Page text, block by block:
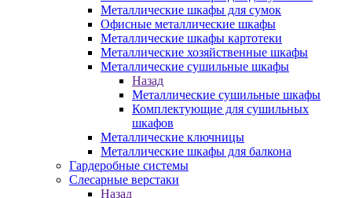
Металлические шкафы для сумок
Офисные металлические шкафы
Металлические шкафы картотеки
Металлические хозяйственные шкафы
Металлические сушильные шкафы
Назад
Металлические сушильные шкафы
Комплектующие для сушильных
шкафов
Металлические ключницы
Металлические шкафы для балкона
Гардеробные системы
Слесарные верстаки
Назад